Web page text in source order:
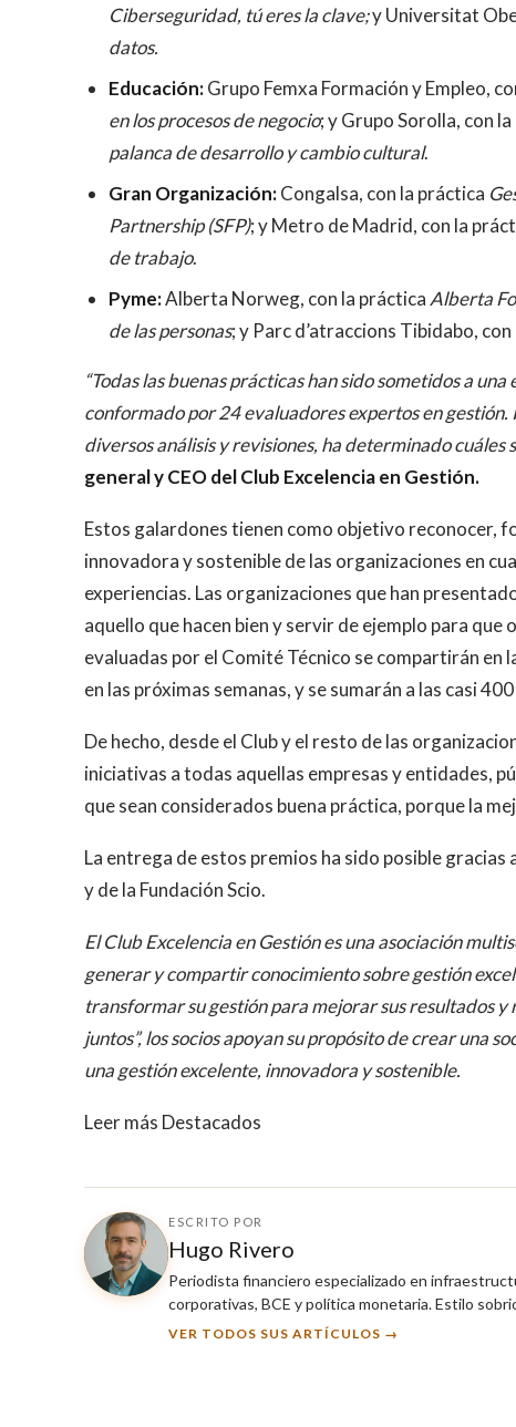
Ciberseguridad, tú eres la clave;y Universitat
datos.
Educación:Grupo Femxa Formación y Empleo,
en los procesos de negocio; y Grupo Sorolla, con
palanca de desarrollo y cambio cultural.
Gran Organización:Congalsa, con la práctica
Partnership (SFP); y Metro de Madrid, con la
de trabajo.
Pyme:Alberta Norweg, con la práctica Alberta
de las personas; y Parc d’atraccions Tibidabo,
“Todas las buenas prácticas han sido sometidos a
conformado por 24 evaluadores expertos en
diversos análisis y revisiones, ha determinado cuáles
general y CEO del Club Excelencia en Gestión.
Estos galardones tienen como objetivo reconocer,
innovadora y sostenible de las organizaciones en
experiencias. Las organizaciones que han
aquello que hacen bien y servir de ejemplo para
evaluadas por el Comité Técnico se compartirán
en las próximas semanas, y se sumarán a las casi
De hecho, desde el Club y el resto de las
iniciativas a todas aquellas empresas y entidades,
que sean considerados buena práctica, porque la
La entrega de estos premios ha sido posible gracias
y de la Fundación Scio.
El Club Excelencia en Gestión es una asociación
generar y compartir conocimiento sobre gestión
transformar su gestión para mejorar sus resultados
juntos”, los socios apoyan su propósito de crear una
una gestión excelente, innovadora y sostenible.
Leer más Destacados
ESCRITO POR
Hugo Rivero
Periodista financiero especializado en
corporativas, BCE y política monetaria. Estilo
VER TODOS SUS ARTÍCULOS →